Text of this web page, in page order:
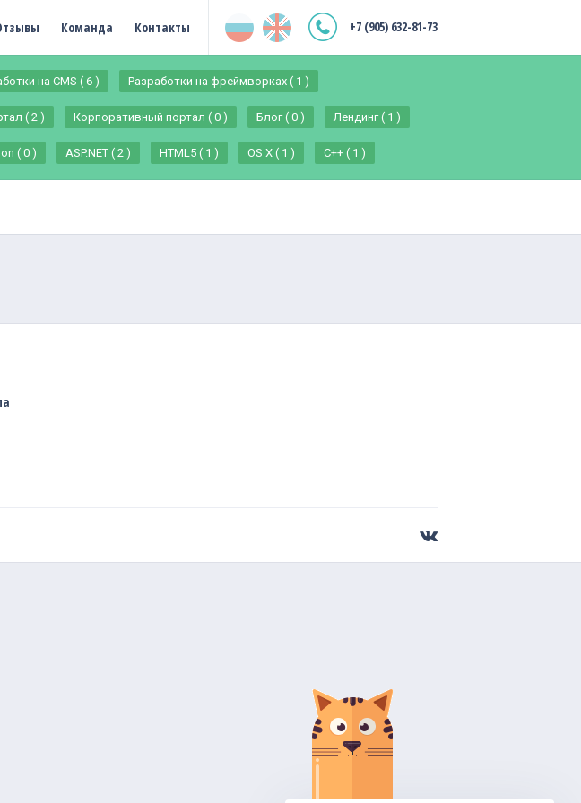
Команда Контакты +7 (905) 632-81-73
на CMS ( 6 ) Разработки на фреймворках ( 1 )
( 2 ) Корпоративный портал ( 0 ) Блог ( 0 ) Лендинг ( 1 )
( 0 ) ASP.NET ( 2 ) HTML5 ( 1 ) OS X ( 1 ) C++ ( 1 )